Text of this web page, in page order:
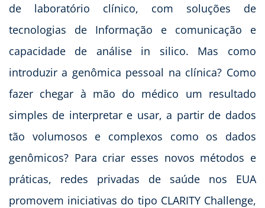
de laboratório clínico, com soluções de
tecnologias de Informação e comunicação e
capacidade de análise in silico. Mas como
introduzir a genômica pessoal na clínica? Como
fazer chegar à mão do médico um resultado
simples de interpretar e usar, a partir de dados
tão volumosos e complexos como os dados
genômicos? Para criar esses novos métodos e
práticas, redes privadas de saúde nos EUA
promovem iniciativas do tipo CLARITY Challenge,